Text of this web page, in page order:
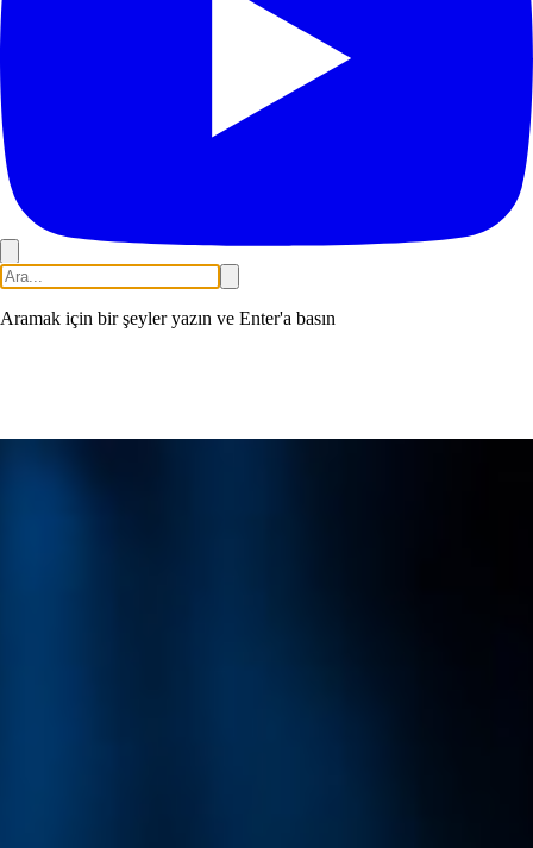
Aramak için bir şeyler yazın ve Enter'a basın